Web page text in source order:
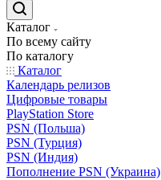
Каталог
По всему сайту
По каталогу
Каталог
Календарь релизов
Цифровые товары
PlayStation Store
PSN (Польша)
PSN (Турция)
PSN (Индия)
Пополнение PSN (Украина)